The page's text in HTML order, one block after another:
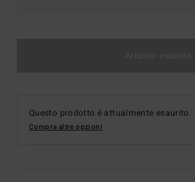
Questo prodotto è attualmente esaurito.
Compra altre opzioni